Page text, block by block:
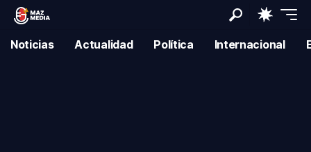
Noticias Actualidad Política Internacional